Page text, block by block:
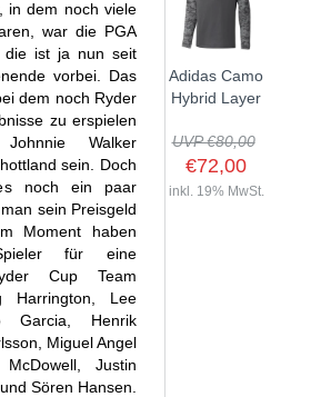
in dem noch viele
war die PGA
die ist ja nun seit
vorbei. Das
dem noch Ryder
zu erspielen
Walker
sein. Doch
noch ein paar
sein Preisgeld
Moment haben
für eine
Cup Team
Harrington, Lee
Garcia, Henrik
Miguel Angel
Justin
Sören Hansen.
Adidas Camo
Hybrid Layer
UVP €80,00
€72,00
inkl. 19% MwSt.